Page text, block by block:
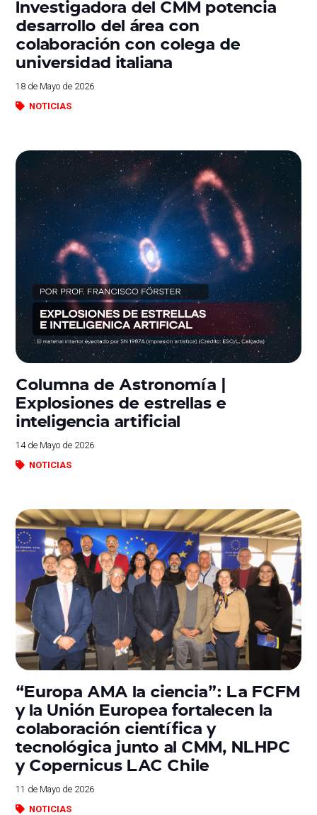
Investigadora del CMM potencia
desarrollo del área con
colaboración con colega de
universidad italiana
18 de Mayo de 2026
NOTICIAS
Columna de Astronomía |
Explosiones de estrellas e
inteligencia artificial
14 de Mayo de 2026
NOTICIAS
“Europa AMA la ciencia”: La FCFM
y la Unión Europea fortalecen la
colaboración científica y
tecnológica junto al CMM, NLHPC
y Copernicus LAC Chile
11 de Mayo de 2026
NOTICIAS